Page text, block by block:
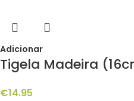
Adicionar
Tigela Madeira
€14.95